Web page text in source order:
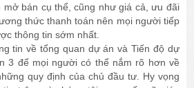
bán cụ thể, cũng như giá cả, ưu đãi
thức thanh toán nên mọi người tiếp
thông tin sớm nhất.
tin về tổng quan dự án và Tiến độ dự
3 để mọi người có thể nắm rõ hơn về
quy định của chủ đầu tư. Hy vọng